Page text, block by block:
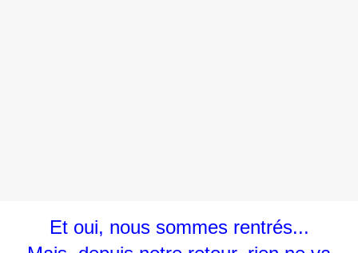
Et oui, nous sommes rentrés...